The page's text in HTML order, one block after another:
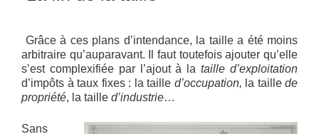
Grâce à ces plans d’intendance, la taille a été moins
arbitraire qu’auparavant. Il faut toutefois ajouter qu’elle
s’est complexifiée par l’ajout à lataille d’exploitation
d’impôts à taux fixes : la taille d’occupation, la taille de
propriété, la taille d’industrie…
Sans